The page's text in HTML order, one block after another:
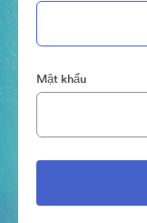
Mật khẩu